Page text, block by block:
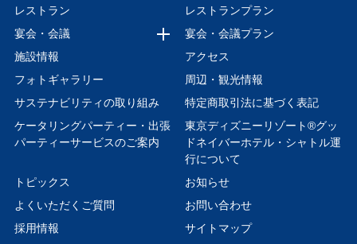
レストラン
レストランプラン
宴会・会議
宴会・会議プラン
施設情報
アクセス
フォトギャラリー
周辺・観光情報
サステナビリティの取り組み
特定商取引法に基づく表記
ケータリングパーティー・出張
パーティーサービスのご案内
東京ディズニーリゾート®グッ
ドネイバーホテル・シャトル運
行について
トピックス
お知らせ
よくいただくご質問
お問い合わせ
採用情報
サイトマップ